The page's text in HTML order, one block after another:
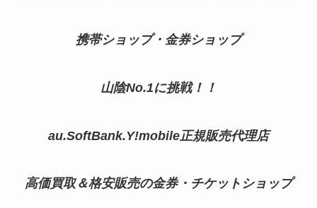
携帯ショップ・金券ショップ
山陰No.1に挑戦！！
au.SoftBank.Y!mobile正規販売代理店
高価買取＆格安販売の金券・チケットショップ